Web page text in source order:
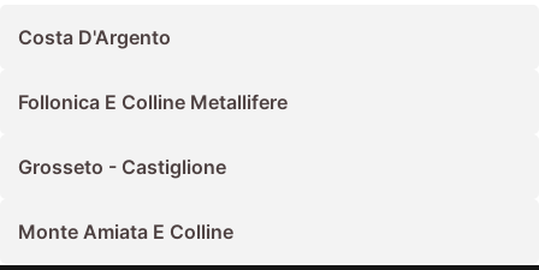
Costa D'Argento
Follonica E Colline Metallifere
Grosseto - Castiglione
Monte Amiata E Colline